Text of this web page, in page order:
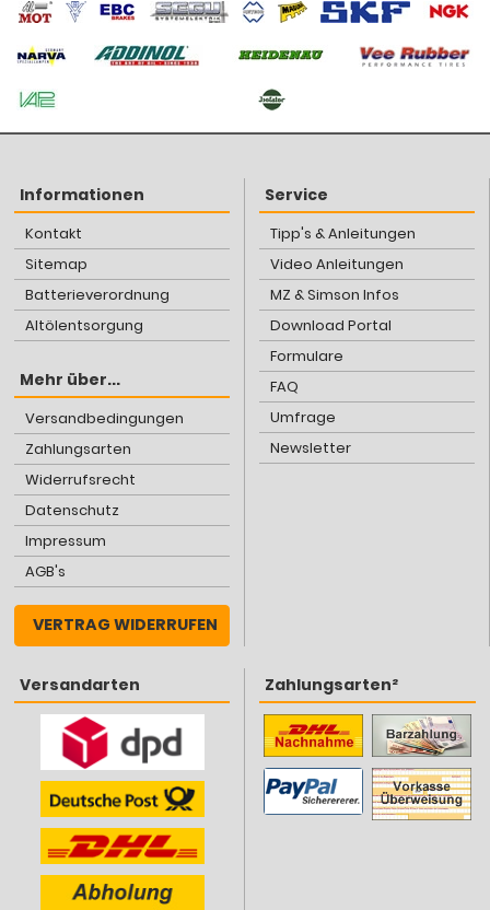
Informationen
Kontakt
Sitemap
Batterieverordnung
Altölentsorgung
Mehr über...
Versandbedingungen
Zahlungsarten
Widerrufsrecht
Datenschutz
Impressum
AGB's
VERTRAG WIDERRUFEN
Service
Tipp's & Anleitungen
Video Anleitungen
MZ & Simson Infos
Download Portal
Formulare
FAQ
Umfrage
Newsletter
Versandarten Zahlungsarten²